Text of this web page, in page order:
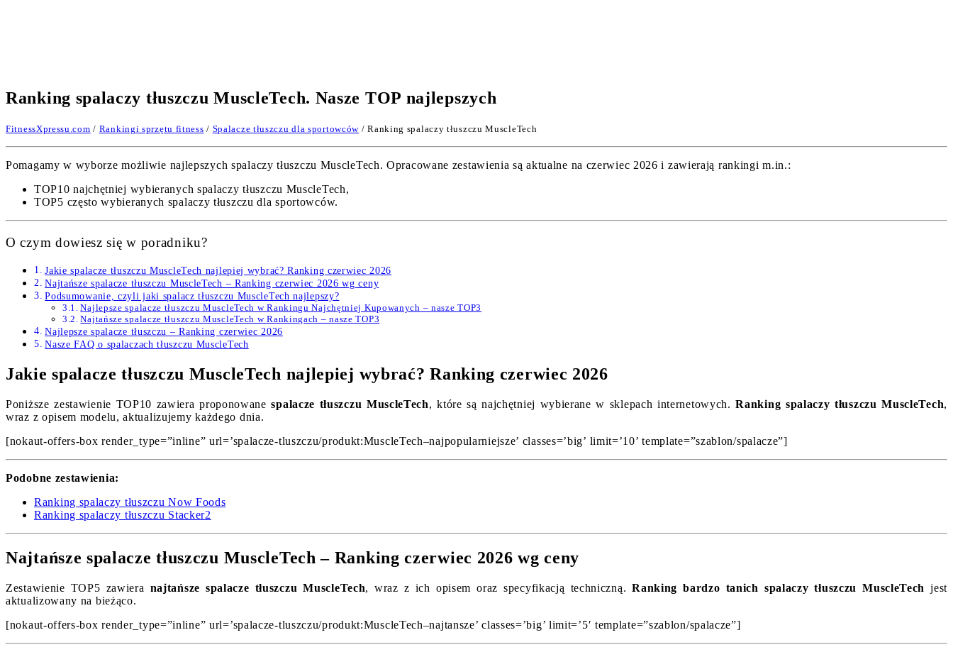
Ranking spalaczy tłuszczu MuscleTech. Nasze TOP najlepszych
FitnessXpressu.com / Rankingi sprzętu fitness / Spalacze tłuszczu dla sportowców / Ranking spalaczy tłuszczu MuscleTech
Pomagamy w wyborze możliwie najlepszych spalaczy tłuszczu MuscleTech. Opracowane zestawienia są aktualne na czerwiec 2026 i zawierają rankingi m.in.:
TOP10 najchętniej wybieranych spalaczy tłuszczu MuscleTech,
TOP5 często wybieranych spalaczy tłuszczu dla sportowców.
O czym dowiesz się w poradniku?
Jakie spalacze tłuszczu MuscleTech najlepiej wybrać? Ranking czerwiec 2026
Najtańsze spalacze tłuszczu MuscleTech – Ranking czerwiec 2026 wg ceny
Podsumowanie, czyli jaki spalacz tłuszczu MuscleTech najlepszy?
Najlepsze spalacze tłuszczu MuscleTech w Rankingu Najchętniej Kupowanych – nasze TOP3
Najtańsze spalacze tłuszczu MuscleTech w Rankingach – nasze TOP3
Najlepsze spalacze tłuszczu – Ranking czerwiec 2026
Nasze FAQ o spalaczach tłuszczu MuscleTech
Jakie spalacze tłuszczu MuscleTech najlepiej wybrać? Ranking czerwiec 2026
Poniższe zestawienie TOP10 zawiera proponowanespalacze tłuszczu MuscleTech, które są najchętniej wybierane w sklepach internetowych.Ranking spalaczy tłuszczu MuscleTech,
wraz z opisem modelu, aktualizujemy każdego dnia.
[nokaut-offers-box render_type=”inline” url=’spalacze-tluszczu/produkt:MuscleTech–najpopularniejsze’ classes=’big’ limit=’10’ template=”szablon/spalacze”]
Podobne zestawienia:
Ranking spalaczy tłuszczu Now Foods
Ranking spalaczy tłuszczu Stacker2
Najtańsze spalacze tłuszczu MuscleTech – Ranking czerwiec 2026 wg ceny
Zestawienie TOP5 zawiera najtańsze spalacze tłuszczu MuscleTech, wraz z ich opisem oraz specyfikacją techniczną.Ranking bardzo tanich spalaczy tłuszczu MuscleTech jest
aktualizowany na bieżąco.
[nokaut-offers-box render_type=”inline” url=’spalacze-tluszczu/produkt:MuscleTech–najtansze’ classes=’big’ limit=’5′ template=”szablon/spalacze”]